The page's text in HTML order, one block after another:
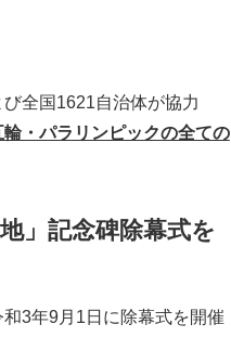
全国1621自治体が協力
輪・パラリンピックの全ての
」記念碑除幕式を
3年9月1日に除幕式を開催